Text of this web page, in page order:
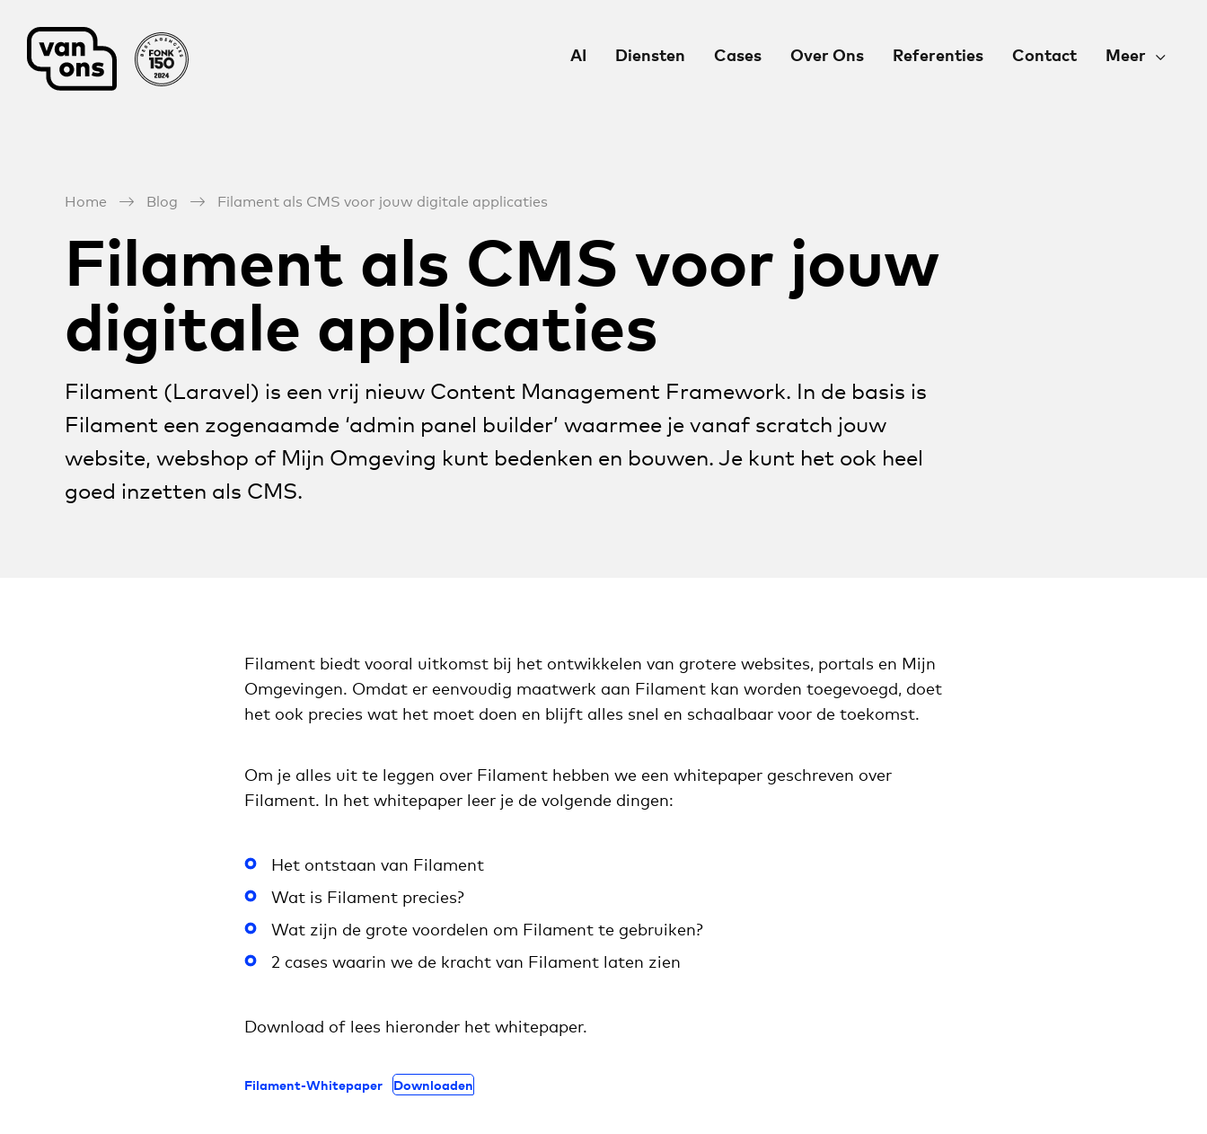
AI Diensten Cases Over Ons Referenties Contact Meer
Home Blog Filament als CMS voor jouw digitale applicaties
Filament als CMS voor jouw
digitale applicaties
Filament (Laravel) is een vrij nieuw Content Management Framework. In de basis is
Filament een zogenaamde ‘admin panel builder’ waarmee je vanaf scratch jouw
website, webshop of Mijn Omgeving kunt bedenken en bouwen. Je kunt het ook heel
goed inzetten als CMS.
Filament biedt vooral uitkomst bij het ontwikkelen van grotere websites, portals en Mijn
Omgevingen. Omdat er eenvoudig maatwerk aan Filament kan worden toegevoegd, doet
het ook precies wat het moet doen en blijft alles snel en schaalbaar voor de toekomst.
Om je alles uit te leggen over Filament hebben we een whitepaper geschreven over
Filament. In het whitepaper leer je de volgende dingen:
Het ontstaan van Filament
Wat is Filament precies?
Wat zijn de grote voordelen om Filament te gebruiken?
2 cases waarin we de kracht van Filament laten zien
Download of lees hieronder het whitepaper.
Filament-Whitepaper Downloaden